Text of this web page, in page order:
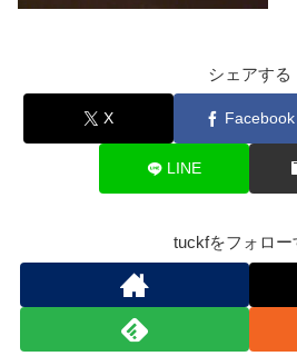
シェアする
X Facebook
LINE
tuckfをフォロー